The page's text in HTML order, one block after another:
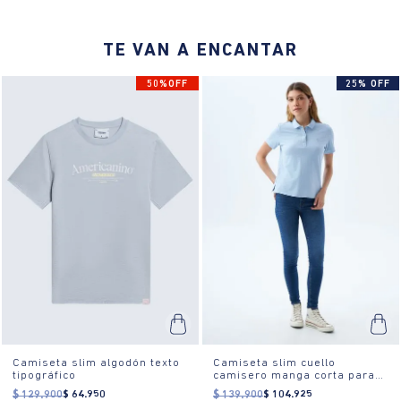
redondo, largo medio. Ajuste regular. Tipo de fondo sólido. No se
El ajuste regular de esta camiseta es ideal para el
uso diario, ya sea para una salida casual, un día de trabajo relajado
o un paseo de fin de semana.
TE VAN A ENCANTAR
50%OFF
Camiseta slim algodón texto
tipográfico
$ 129.900$ 64.950
25% OFF
Camiseta slim cuello
camisero manga corta para
mujer
$ 139.900$ 104.925